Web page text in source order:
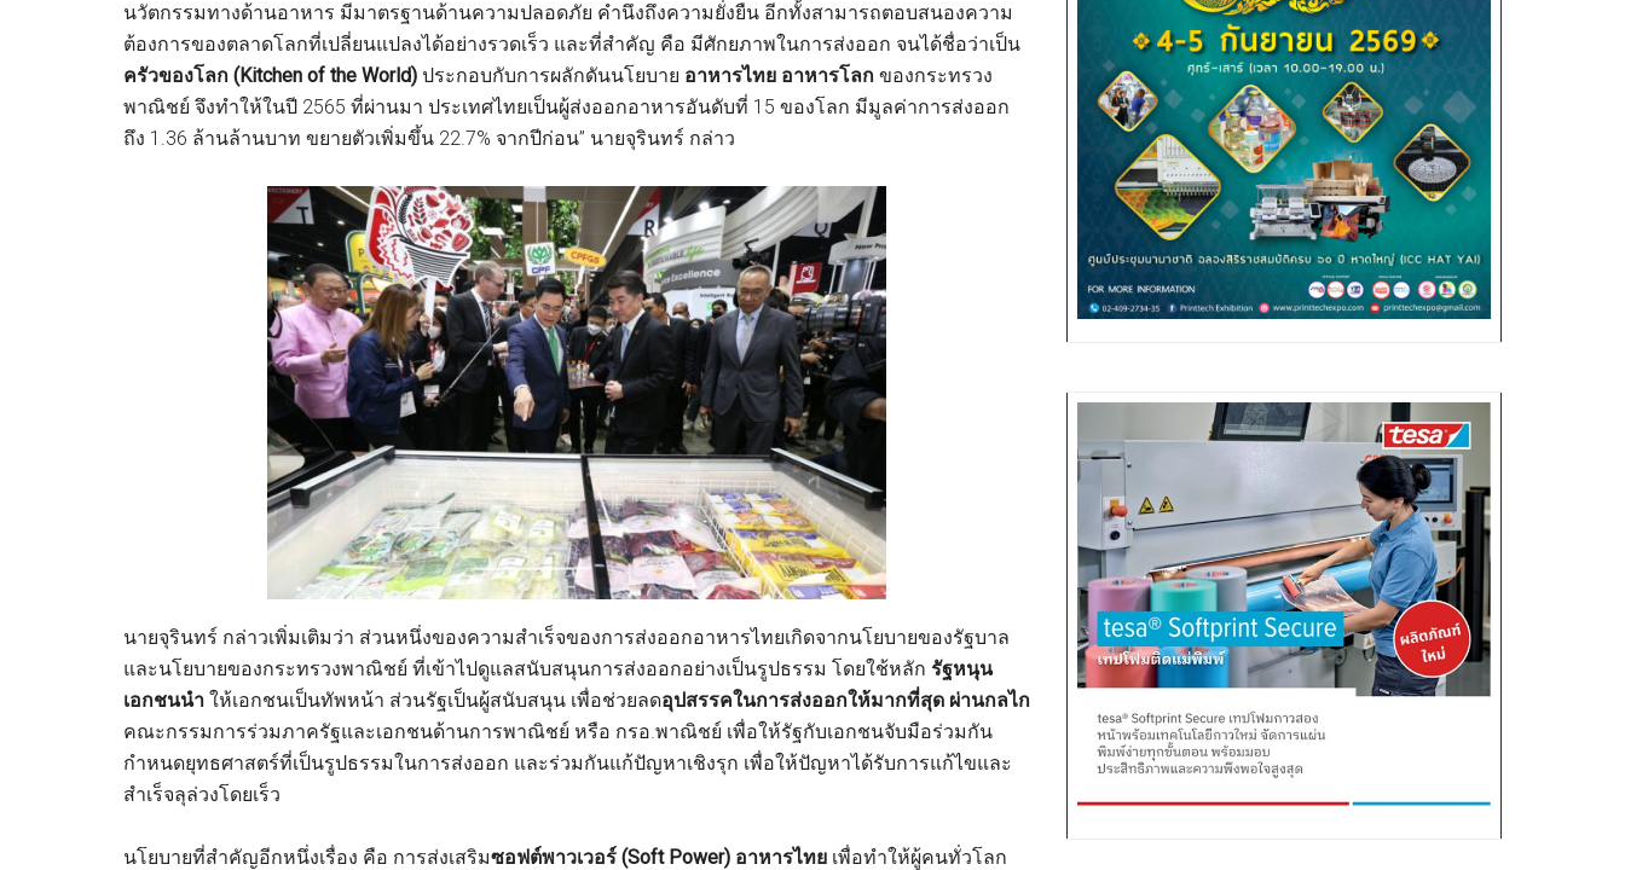
นวัตกรรมทางด้านอาหาร มีมาตรฐานด้านความปลอดภัย คำนึงถึงความยั่งยืน อีกทั้งสามารถตอบสนองความ
ต้องการของตลาดโลกที่เปลี่ยนแปลงได้อย่างรวดเร็ว และที่สำคัญ คือ มีศักยภาพในการส่งออก จนได้ชื่อว่าเป็น
ครัวของโลก (Kitchen of the World) ประกอบกับการผลักดันนโยบาย อาหารไทย อาหารโลก ของกระทรวง
พาณิชย์ จึงทำให้ในปี 2565 ที่ผ่านมา ประเทศไทยเป็นผู้ส่งออกอาหารอันดับที่ 15 ของโลก มีมูลค่าการส่งออก
ถึง 1.36 ล้านล้านบาท ขยายตัวเพิ่มขึ้น 22.7% จากปีก่อน” นายจุรินทร์ กล่าว
นายจุรินทร์ กล่าวเพิ่มเติมว่า ส่วนหนึ่งของความสำเร็จของการส่งออกอาหารไทยเกิดจากนโยบายของรัฐบาล
และนโยบายของกระทรวงพาณิชย์ ที่เข้าไปดูแลสนับสนุนการส่งออกอย่างเป็นรูปธรรม โดยใช้หลัก รัฐหนุน
เอกชนนำ ให้เอกชนเป็นทัพหน้า ส่วนรัฐเป็นผู้สนับสนุน เพื่อช่วยลดอุปสรรคในการส่งออกให้มากที่สุด ผ่านกลไก
คณะกรรมการร่วมภาครัฐและเอกชนด้านการพาณิชย์ หรือ กรอ.พาณิชย์ เพื่อให้รัฐกับเอกชนจับมือร่วมกัน
กำหนดยุทธศาสตร์ที่เป็นรูปธรรมในการส่งออก และร่วมกันแก้ปัญหาเชิงรุก เพื่อให้ปัญหาได้รับการแก้ไขและ
สำเร็จลุล่วงโดยเร็ว
นโยบายที่สำคัญอีกหนึ่งเรื่อง คือ การส่งเสริมซอฟต์พาวเวอร์ (Soft Power) อาหารไทย เพื่อทำให้ผู้คนทั่วโลก